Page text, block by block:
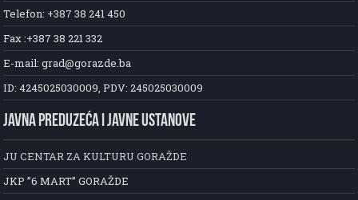
Telefon: +387 38 241 450
Fax :+387 38 221 332
E-mail: grad@gorazde.ba
ID: 4245025030009, PDV: 245025030009
JAVNA PREDUZEĆA I JAVNE USTANOVE
JU CENTAR ZA KULTURU GORAŽDE
JKP ”6 MART” GORAŽDE